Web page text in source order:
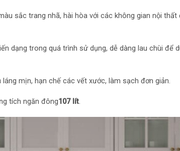
Tiện ích: Nút điều chỉnh nhiệt độ bên ngoài tủ
– Giỏ đựng đồ
– Bánh xe
sắc trang nhã, hài hòa với các không gian nội thất
dạng trong quá trình sử dụng, dễ dàng lau chùi để
mịn, hạn chế các vết xước, làm sạch đơn giản.
tích ngăn đông107 lít.